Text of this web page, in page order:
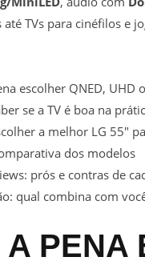
TVs para cinéfilos e
escolher QNED, UHD
se a TV é boa na
a melhor LG 55″
dos modelos
prós e contras de
qual combina com
PENA